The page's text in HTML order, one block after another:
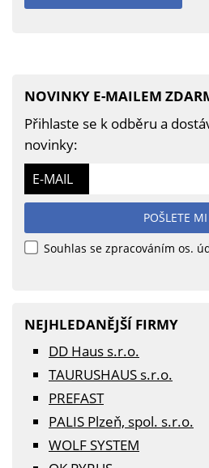
NOVINKY E-MAILEM
Přihlaste se k odběru a
novinky:
E-MAIL
POŠLETE MI
Souhlas se zpracováním os.
NEJHLEDANĚJŠÍ FIRMY
DD Haus s.r.o.
TAURUSHAUS s.r.o.
PREFAST
PALIS Plzeň, spol. s.r.o.
WOLF SYSTEM